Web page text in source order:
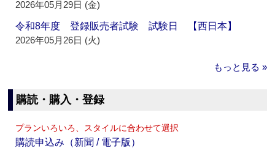
2026年05月29日 (金)
令和8年度 登録販売者試験 試験日 【西日本】
2026年05月26日 (火)
もっと見る »
購読・購入・登録
プランいろいろ、スタイルに合わせて選択
購読申込み（新聞 / 電子版）